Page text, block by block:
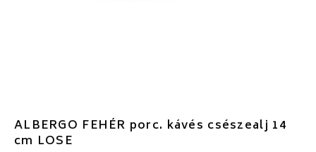
ALBERGO FEHÉR porc. kávés csészealj 14
cm LOSE